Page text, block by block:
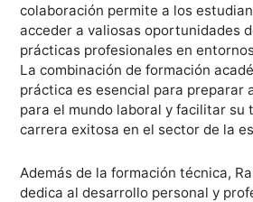
colaboración permite a los
acceder a valiosas oportunidades
prácticas profesionales en
La combinación de formación
práctica es esencial para preparar
para el mundo laboral y facilitar su
carrera exitosa en el sector de la
Además de la formación técnica,
dedica al desarrollo personal y